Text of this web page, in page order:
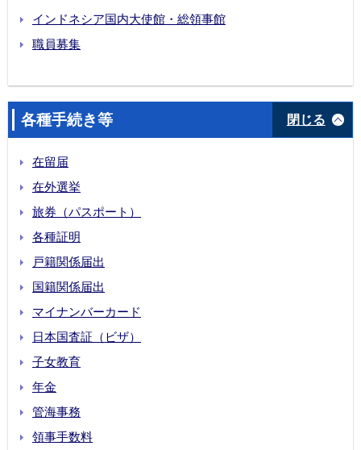
インドネシア国内大使館・総領事館
職員募集
各種手続き等 閉じる
在留届
在外選挙
旅券（パスポート）
各種証明
戸籍関係届出
国籍関係届出
マイナンバーカード
日本国査証（ビザ）
子女教育
年金
管海事務
領事手数料